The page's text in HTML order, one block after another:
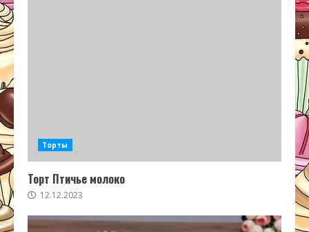
Торты
Торт Птичье молоко
12.12.2023